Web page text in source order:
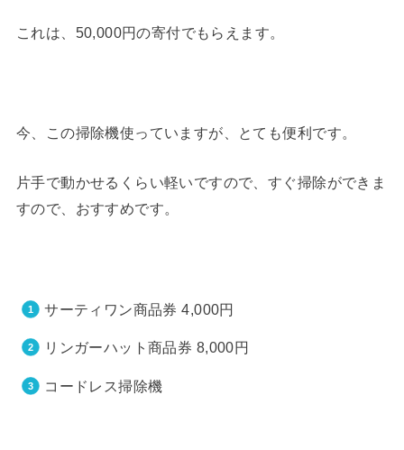
これは、50,000円の寄付でもらえます。
今、この掃除機使っていますが、とても便利です。
片手で動かせるくらい軽いですので、すぐ掃除ができま
すので、おすすめです。
サーティワン商品券 4,000円
リンガーハット商品券 8,000円
コードレス掃除機